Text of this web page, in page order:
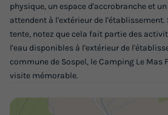
24m² 4 2
Climatisation Animaux autorisés *
Réfrigérateur
+ 2
MOBILHOME 4 personnes -
physique, un espace d'accrobranche et
attendent à l'extérieur de
tente, notez que cela fait partie des
l'eau disponibles à l'extérieur de
commune de Sospel, le Camping Le Mas
visite mémorable.